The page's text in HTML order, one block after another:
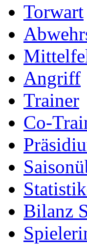
Torwart
Angriff
Trainer
Co-
Bilanz